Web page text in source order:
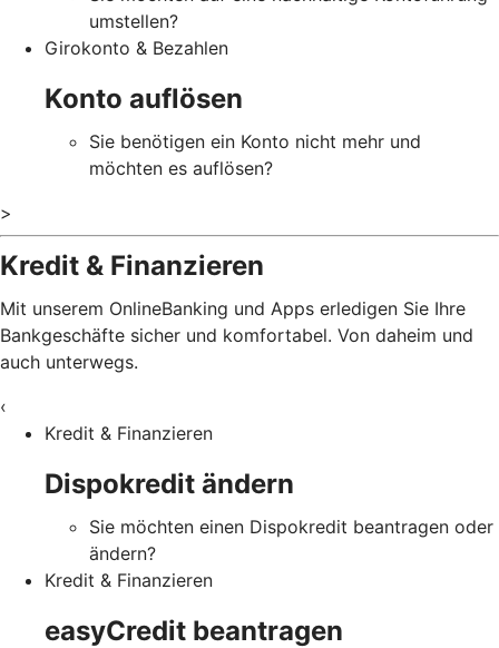
umstellen?
Girokonto & Bezahlen
Konto auflösen
Sie benötigen ein Konto nicht mehr und
möchten es auflösen?
>
Kredit & Finanzieren
Mit unserem OnlineBanking und Apps erledigen Sie Ihre
Bankgeschäfte sicher und komfortabel. Von daheim und
auch unterwegs.
‹
Kredit & Finanzieren
Dispokredit ändern
Sie möchten einen Dispokredit beantragen oder
ändern?
Kredit & Finanzieren
easyCredit beantragen